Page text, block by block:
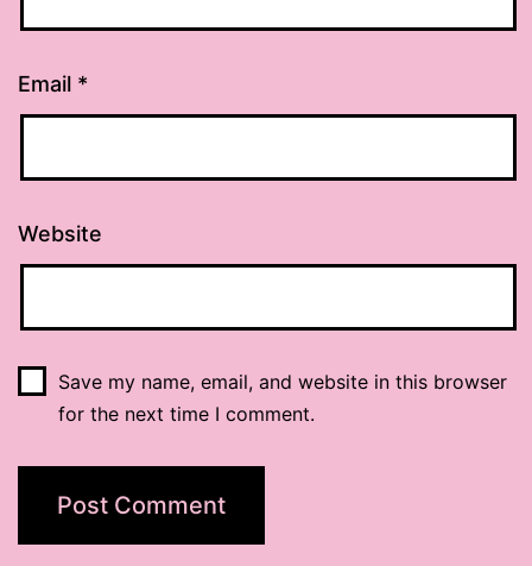
Email *
Website
Save my name, email, and website in this browser
for the next time I comment.